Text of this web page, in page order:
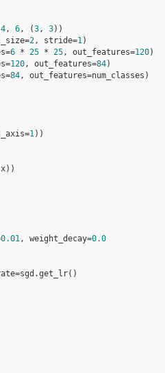
4, 6, (3, 3))
=2, stride=1)
=6 * 25 * 25, out_features=120)
=120, out_features=84)
=84, out_features=num_classes )
=1))
x))
0.01, weight_decay=0.0
=sgd .get_lr()